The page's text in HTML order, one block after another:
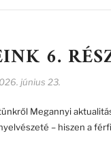
6.
június 23.
Megannyi
– hiszen a